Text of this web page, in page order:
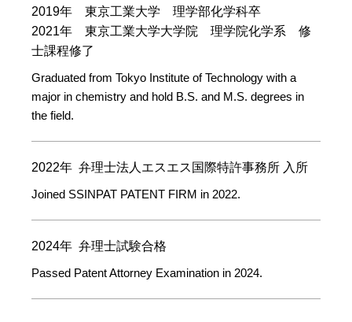
2019年 東京工業大学 理学部化学科卒
2021年 東京工業大学大学院 理学院化学系 修
士課程修了
Graduated from Tokyo Institute of Technology with a
major in chemistry and hold B.S. and M.S. degrees in
the field.
2022年 弁理士法人エスエス国際特許事務所 入所
Joined SSINPAT PATENT FIRM in 2022.
2024年 弁理士試験合格
Passed Patent Attorney Examination in 2024.